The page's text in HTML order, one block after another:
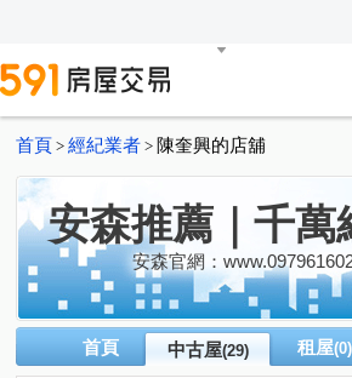
首頁 > 經紀業者 > 陳奎興的店舖
安森推薦｜千萬
安森官網：
首頁 中古屋(29) 租屋(0)